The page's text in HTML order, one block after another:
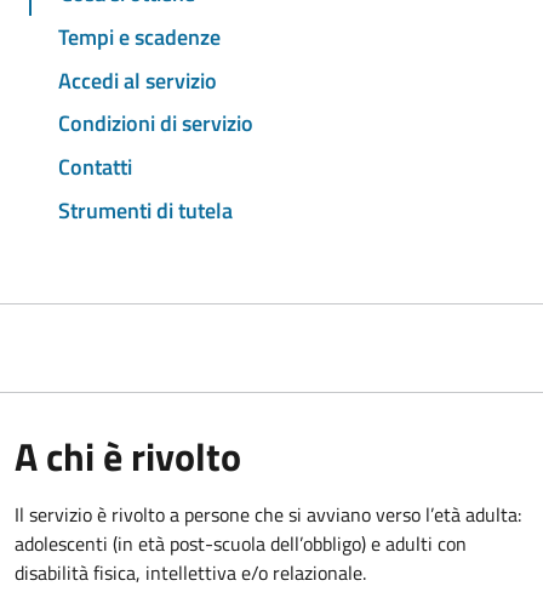
Tempi e scadenze
Accedi al servizio
Condizioni di servizio
Contatti
Strumenti di tutela
A chi è rivolto
Il servizio è rivoltoa persone che si avviano verso l’età adulta:
adolescenti (in età post-scuola dell’obbligo) e adulti con
disabilità fisica, intellettiva e/o relazionale.